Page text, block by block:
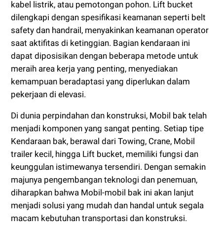
kabel listrik, atau pemotongan pohon. Lift bucket
dilengkapi dengan spesifikasi keamanan seperti belt
safety dan handrail, menyakinkan keamanan operator
saat aktifitas di ketinggian. Bagian kendaraan ini
dapat diposisikan dengan beberapa metode untuk
meraih area kerja yang penting, menyediakan
kemampuan beradaptasi yang diperlukan dalam
pekerjaan di elevasi.
Di dunia perpindahan dan konstruksi, Mobil bak telah
menjadi komponen yang sangat penting. Setiap tipe
Kendaraan bak, berawal dari Towing, Crane, Mobil
trailer kecil, hingga Lift bucket, memiliki fungsi dan
keunggulan istimewanya tersendiri. Dengan semakin
majunya pengembangan teknologi dan penemuan,
diharapkan bahwa Mobil-mobil bak ini akan lanjut
menjadi solusi yang mudah dan handal untuk segala
macam kebutuhan transportasi dan konstruksi.